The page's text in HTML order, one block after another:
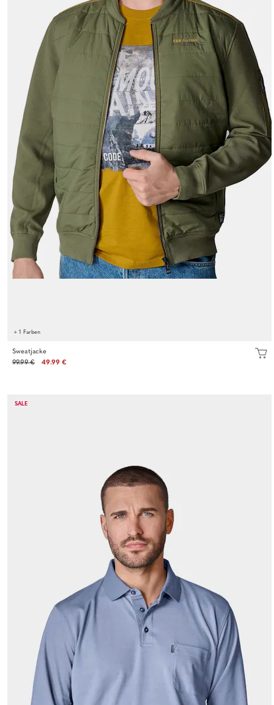
+ 1 Farben
Sweatjacke
99.99 €
49.99 €
SALE